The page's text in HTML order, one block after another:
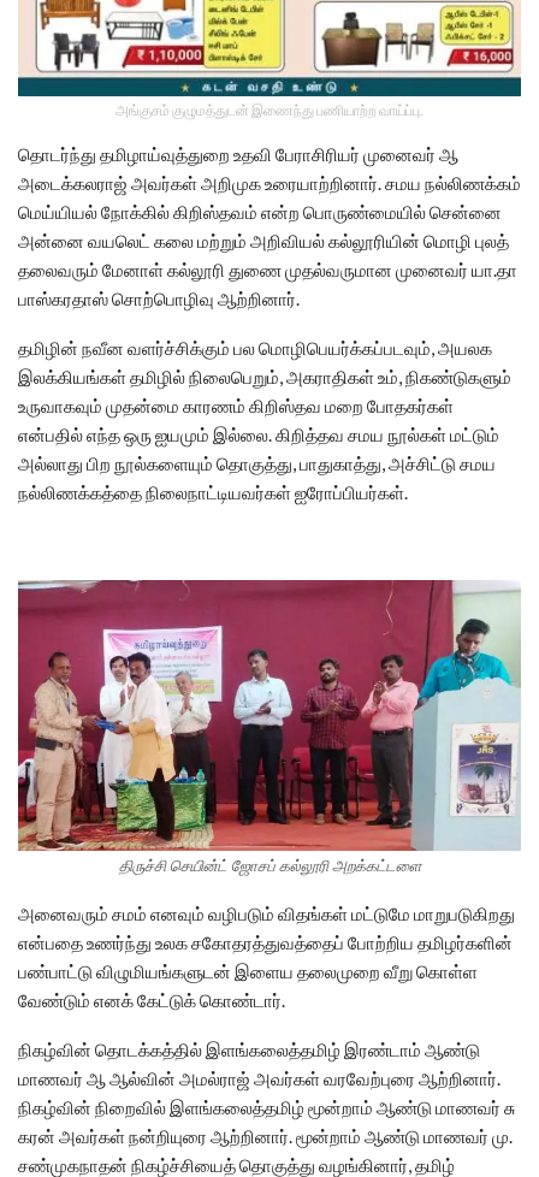
அங்குசம் குழுமத்துடன் இணைந்து பணியாற்ற வாய்ப்பு.
தொடர்ந்து தமிழாய்வுத்துறை உதவி பேராசிரியர் முனைவர் ஆ
அடைக்கலராஜ் அவர்கள் அறிமுக உரையாற்றினார். சமய நல்லிணக்கம்
மெய்யியல் நோக்கில் கிறிஸ்தவம் என்ற பொருண்மையில் சென்னை
அன்னை வயலெட் கலை மற்றும் அறிவியல் கல்லூரியின் மொழி புலத்
தலைவரும் மேனாள் கல்லூரி துணை முதல்வருமான முனைவர் யா.தா
பாஸ்கரதாஸ் சொற்பொழிவு ஆற்றினார்.
தமிழின் நவீன வளர்ச்சிக்கும் பல மொழிபெயர்க்கப்படவும், அயலக
இலக்கியங்கள் தமிழில் நிலைபெறும், அகராதிகள் உம், நிகண்டுகளும்
உருவாகவும் முதன்மை காரணம் கிறிஸ்தவ மறை போதகர்கள்
என்பதில் எந்த ஒரு ஐயமும் இல்லை. கிறித்தவ சமய நூல்கள் மட்டும்
அல்லாது பிற நூல்களையும் தொகுத்து, பாதுகாத்து, அச்சிட்டு சமய
நல்லிணக்கத்தை நிலைநாட்டியவர்கள் ஐரோப்பியர்கள்.
திருச்சி செயின்ட் ஜோசப் கல்லூரி அறக்கட்டளை
அனைவரும் சமம் எனவும் வழிபடும் விதங்கள் மட்டுமே மாறுபடுகிறது
என்பதை உணர்ந்து உலக சகோதரத்துவத்தைப் போற்றிய தமிழர்களின்
பண்பாட்டு விழுமியங்களுடன் இளைய தலைமுறை வீறு கொள்ள
வேண்டும் எனக் கேட்டுக் கொண்டார்.
நிகழ்வின் தொடக்கத்தில் இளங்கலைத்தமிழ் இரண்டாம் ஆண்டு
மாணவர் ஆ ஆல்வின் அமல்ராஜ் அவர்கள் வரவேற்புரை ஆற்றினார்.
நிகழ்வின் நிறைவில் இளங்கலைத்தமிழ் மூன்றாம் ஆண்டு மாணவர் சு
கரன் அவர்கள் நன்றியுரை ஆற்றினார். மூன்றாம் ஆண்டு மாணவர் மு.
சண்முகநாதன் நிகழ்ச்சியைத் தொகுத்து வழங்கினார், தமிழ்